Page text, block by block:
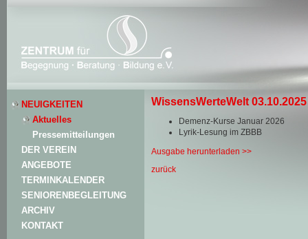
NEUIGKEITEN
Aktuelles
Pressemitteilungen
DER VEREIN
ANGEBOTE
TERMINKALENDER
SENIORENBEGLEITUNG
ARCHIV
KONTAKT
WissensWerteWelt 03.10.2025
Demenz-Kurse Januar 2026
Lyrik-Lesung im ZBBB
Ausgabe herunterladen >>
zurück